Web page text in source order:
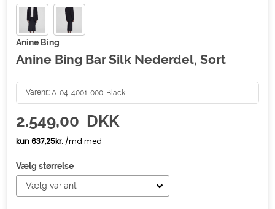
Anine Bing
Anine Bing Bar Silk Nederdel, Sort
Varenr.:A-04-4001-000-Black
2.549,00 DKK
Vælg størrelse